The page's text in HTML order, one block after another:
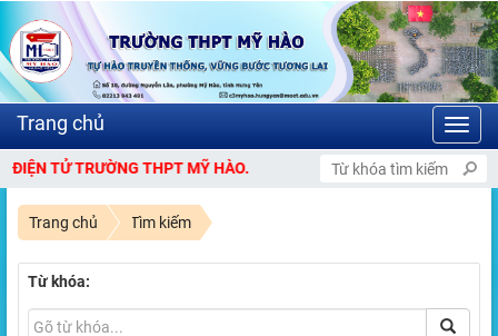
TRƯỜNG THPT MỸ HÀO.
Trang chủ Tìm kiếm
Từ khóa: